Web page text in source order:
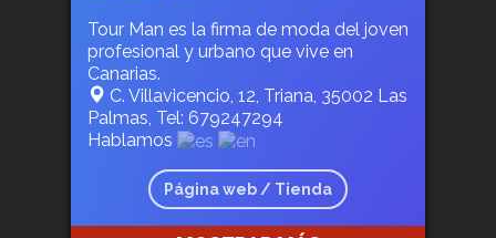
Tour Man es la firma de moda del joven
profesional y urbano que vive en
Canarias.
C. Villavicencio, 12, Triana, 35002 Las
Palmas, Tel: 679247294
Hablamos
Página web / Tienda